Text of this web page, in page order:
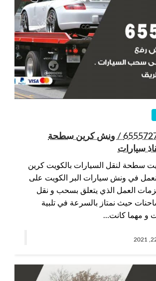
ونش البر / 65557275 / ونش كرين سطحة
سيارات
سطحة لنقل السيارات بالكويت كرين
في ونش سيارات البر الكويت على
العمل الذي يتعلق بسحب و نقل
حيث نمتاز بالسرعة في تلبية
و مهما كانت…